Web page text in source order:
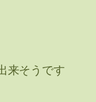
来そうです